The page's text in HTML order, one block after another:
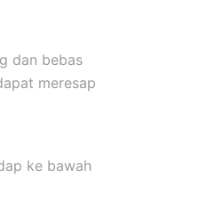
dan bebas
meresap
ke bawah